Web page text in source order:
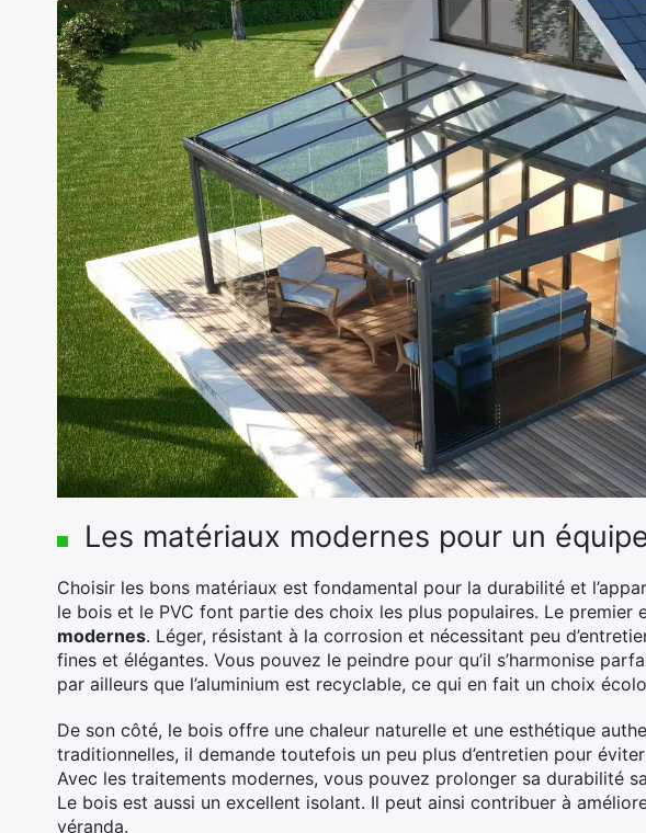
Les matériaux modernes pour un
Choisir les bons matériaux est fondamental pour la durabilité et
le bois et le PVC font partie des choix les plus populaires. Le premier
modernes. Léger, résistant à la corrosion et nécessitant peu
fines et élégantes. Vous pouvez le peindre pour qu’il s’harmonise
par ailleurs que l’aluminium est recyclable, ce qui en fait un choix
De son côté, le bois offre une chaleur naturelle et une esthétique
traditionnelles, il demande toutefois un peu plus d’entretien pour
Avec les traitements modernes, vous pouvez prolonger sa durabilité
Le bois est aussi un excellent isolant. Il peut ainsi contribuer à
véranda.